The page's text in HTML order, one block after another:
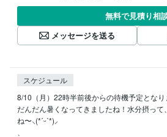
無料で見積り相
メッセージを送る
スケジュール
8/10（月）22時半前後からの待機予定とな
だんだん暑くなってきましたね！水分摂って
ね〜⸜(*ˊᵕˋ*)⸝‬